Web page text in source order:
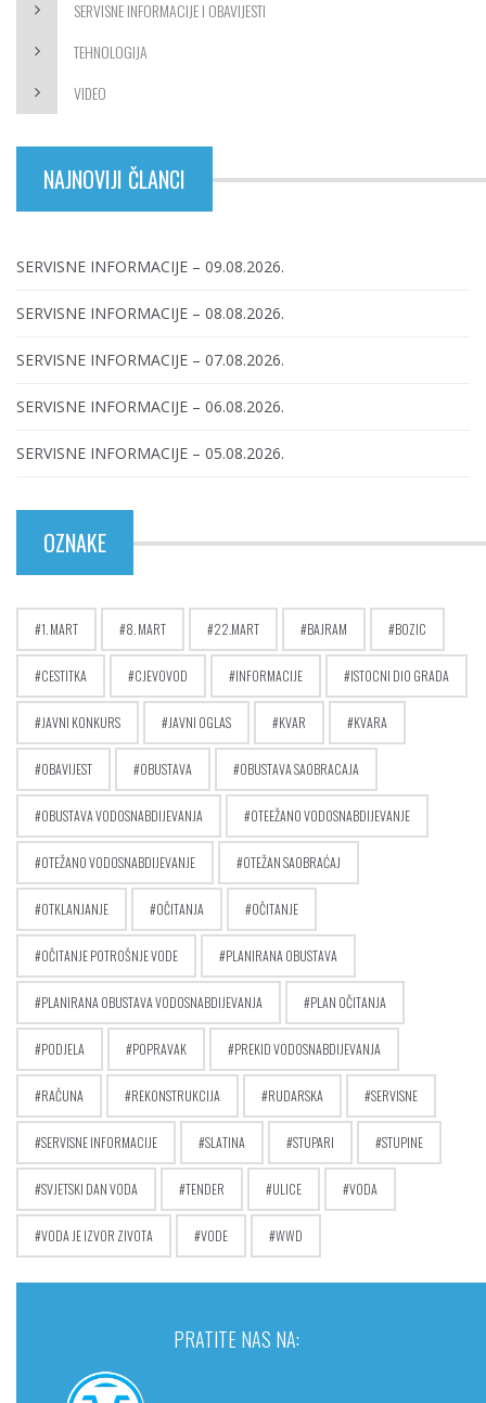
SERVISNE INFORMACIJE I OBAVIJESTI
TEHNOLOGIJA
VIDEO
NAJNOVIJI ČLANCI
SERVISNE INFORMACIJE – 09.08.2026.
SERVISNE INFORMACIJE – 08.08.2026.
SERVISNE INFORMACIJE – 07.08.2026.
SERVISNE INFORMACIJE – 06.08.2026.
SERVISNE INFORMACIJE – 05.08.2026.
OZNAKE
1. MART 8. MART 22.MART BAJRAM BOZIC
CESTITKA CJEVOVOD INFORMACIJE ISTOCNI DIO GRADA
JAVNI KONKURS JAVNI OGLAS KVAR KVARA
OBAVIJEST OBUSTAVA OBUSTAVA SAOBRACAJA
OBUSTAVA VODOSNABDIJEVANJA OTEEŽANO VODOSNABDIJEVANJE
OTEŽANO VODOSNABDIJEVANJE OTEŽAN SAOBRAĆAJ
OTKLANJANJE OČITANJA OČITANJE
OČITANJE POTROŠNJE VODE PLANIRANA OBUSTAVA
PLANIRANA OBUSTAVA VODOSNABDIJEVANJA PLAN OČITANJA
PODJELA POPRAVAK PREKID VODOSNABDIJEVANJA
RAČUNA REKONSTRUKCIJA RUDARSKA SERVISNE
SERVISNE INFORMACIJE SLATINA STUPARI STUPINE
SVJETSKI DAN VODA TENDER ULICE VODA
VODA JE IZVOR ZIVOTA VODE WWD
PRATITE NAS NA: